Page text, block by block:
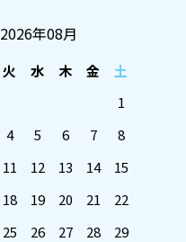
2026年08月
火 水 木 金
土
1
4 5 6 7
8
11 12 13 14
15
18 19 20 21
22
25 26 27 28
29